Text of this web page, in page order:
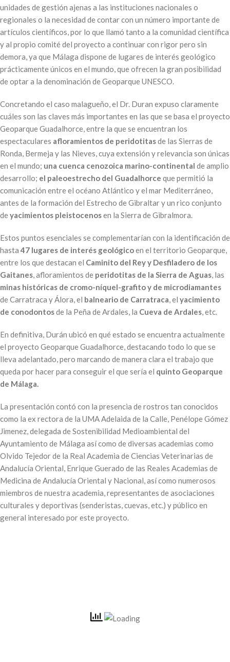
unidades de gestión ajenas a las instituciones nacionales o
regionales o la necesidad de contar con un número importante de
artículos científicos, por lo que llamó tanto a la comunidad científica
y al propio comité del proyecto a continuar con rigor pero sin
demora, ya que Málaga dispone de lugares de interés geológico
prácticamente únicos en el mundo, que ofrecen la gran posibilidad
de optar a la denominación de Geoparque UNESCO.
Concretando el caso malagueño, el Dr. Duran expuso claramente
cuáles son las claves más importantes en las que se basa el proyecto
Geoparque Guadalhorce, entre la que se encuentran los
espectaculares afloramientos de peridotitasde las Sierras de
Ronda, Bermeja y las Nieves, cuya extensión y relevancia son únicas
en el mundo; una cuenca cenozoica marino-continental de amplio
desarrollo; el paleoestrecho del Guadalhorce que permitió la
comunicación entre el océano Atlántico y el mar Mediterráneo,
antes de la formación del Estrecho de Gibraltar y un rico conjunto
deyacimientos pleistocenosen la Sierra de Gibralmora.
Estos puntos esenciales se complementarían con la identificación de
hasta 47 lugares de interés geológicoen el territorio Geoparque,
entre los que destacan el Caminito del Rey y Desfiladero de los
Gaitanes, afloramientos de peridotitas de la Sierra de Aguas, las
minas históricas de cromo-níquel-grafito y de microdiamantes
de Carratraca y Álora, el balneario de Carratraca, el yacimiento
de conodontosde la Peña de Ardales, la Cueva de Ardales, etc.
En definitiva, Durán ubicó en qué estado se encuentra actualmente
el proyecto Geoparque Guadalhorce, destacando todo lo que se
lleva adelantado, pero marcando de manera clara el trabajo que
queda por hacer para conseguir el que sería el quinto Geoparque
de Málaga.
La presentación contó con la presencia de rostros tan conocidos
como la ex rectora de la UMA Adelaida de la Calle, Penélope Gómez
Jimenez, delegada de Sostenibilidad Medioambiental del
Ayuntamiento de Málaga así como de diversas academias como
Olvido Tejedor de la Real Academia de Ciencias Veterinarias de
Andalucía Oriental, Enrique Guerado de las Reales Academias de
Medicina de Andalucía Oriental y Nacional, así como numerosos
miembros de nuestra academia, representantes de asociaciones
culturales y deportivas (senderistas, cuevas, etc.) y público en
general interesado por este proyecto.